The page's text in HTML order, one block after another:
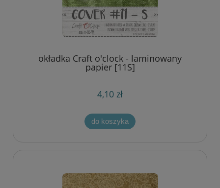
okładka Craft o'clock - laminowany
papier [11S]
4,10 zł
do koszyka